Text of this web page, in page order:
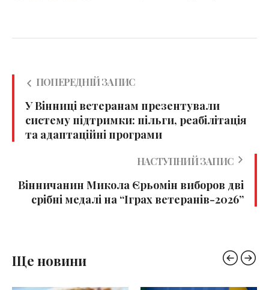
ПОПЕРЕДНІЙ ЗАПИС
У Вінниці ветеранам презентували
систему підтримки: пільги, реабілітація
та адаптаційні програми
НАСТУПНИЙ ЗАПИС
Вінничанин Микола Єрьомін виборов дві
срібні медалі на “Іграх ветеранів-2026”
Ще новини